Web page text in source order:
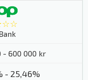
- 600 000 kr
- 25,46%